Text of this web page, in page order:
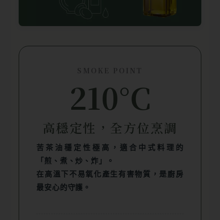
210°C
高穩定性，全方位烹調
苦茶油穩定性極高，適合中式料理的
「煎、煮、炒、炸」。
在高溫下不易氧化產生有害物質，是廚房
最安心的守護。